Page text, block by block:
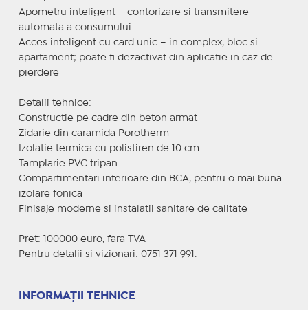
Apometru inteligent – contorizare si transmitere
automata a consumului
Acces inteligent cu card unic – in complex, bloc si
apartament; poate fi dezactivat din aplicatie in caz de
pierdere
Detalii tehnice:
Constructie pe cadre din beton armat
Zidarie din caramida Porotherm
Izolatie termica cu polistiren de 10 cm
Tamplarie PVC tripan
Compartimentari interioare din BCA, pentru o mai buna
izolare fonica
Finisaje moderne si instalatii sanitare de calitate
Pret: 100000 euro, fara TVA
Pentru detalii si vizionari: 0751 371 991.
INFORMAȚII TEHNICE